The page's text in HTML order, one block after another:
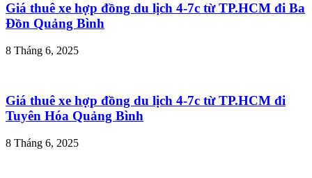
Giá thuê xe hợp đồng du lịch 4-7c từ TP.HCM đi Ba
Đồn Quảng Bình
8 Tháng 6, 2025
Giá thuê xe hợp đồng du lịch 4-7c từ TP.HCM đi
Tuyên Hóa Quảng Bình
8 Tháng 6, 2025